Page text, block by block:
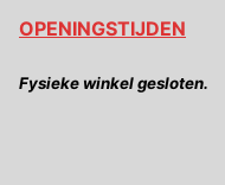
OPENINGSTIJDEN
Fysieke winkel gesloten.